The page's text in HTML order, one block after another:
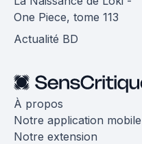
One Piece, tome 113
Actualité BD
À propos
Notre application mobile
Notre extension